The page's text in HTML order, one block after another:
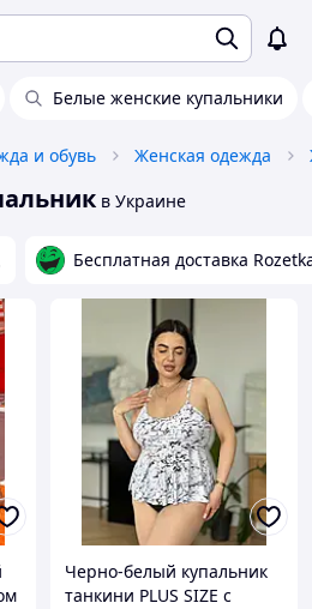
Белые женские купальники
и обувь Женская одежда
в Украине
Бесплатная доставка
Черно-белый купальник
танкини PLUS SIZE с